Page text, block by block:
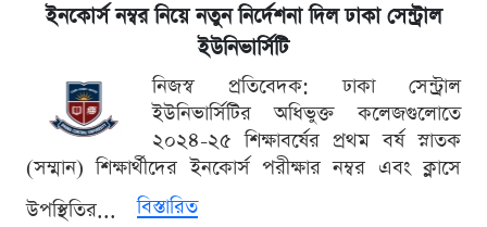
ইনকোর্স নম্বর নিয়ে নতুন নির্দেশনা দিল ঢাকা সেন্ট্রাল
ইউনিভার্সিটি
নিজস্ব প্রতিবেদক: ঢাকা সেন্ট্রাল
ইউনিভার্সিটির অধিভুক্ত কলেজগুলোতে
২০২৪-২৫ শিক্ষাবর্ষের প্রথম বর্ষ স্নাতক
(সম্মান) শিক্ষার্থীদের ইনকোর্স পরীক্ষার নম্বর এবং ক্লাসে
উপস্থিতির...
বিস্তারিত